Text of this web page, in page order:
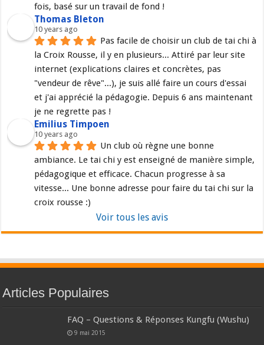
fois, basé sur un travail de fond !
Thomas Bleton
10 years ago
Pas facile de choisir un club de tai chi à
la Croix Rousse, il y en plusieurs... Attiré par leur site
internet (explications claires et concrètes, pas
"vendeur de rêve"...), je suis allé faire un cours d'essai
et j'ai apprécié la pédagogie. Depuis 6 ans maintenant
je ne regrette pas !
Emilius Timpoen
10 years ago
Un club où règne une bonne
ambiance. Le tai chi y est enseigné de manière simple,
pédagogique et efficace. Chacun progresse à sa
vitesse... Une bonne adresse pour faire du tai chi sur la
croix rousse :)
Voir tous les avis
Articles Populaires
FAQ – Questions & Réponses Kungfu (Wushu)
9 mai 2015